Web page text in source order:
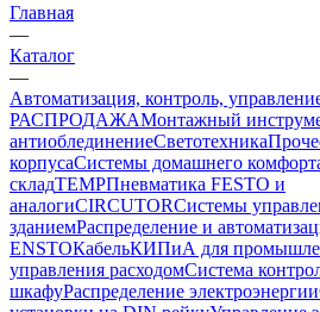
Главная
—
Каталог
—
Автоматизация, контроль,
РАСПРОДАЖАМонтажный
антиоблединениеСветотехника
корпусаСистемы домашнего
складTEMPПневматика FESTO и
аналогиCIRCUTORСистемы
зданиемРаспределение и
ENSTOКабельКИПиА для
управления расходомСистема
шкафуРаспределение электроэнергии